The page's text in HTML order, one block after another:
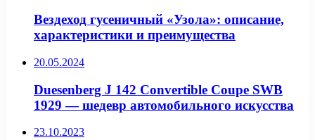
Вездеход гусеничный «Узола»: описание,
характеристики и преимущества
20.05.2024
Duesenberg J 142 Convertible Coupe SWB
1929 — шедевр автомобильного искусства
23.10.2023